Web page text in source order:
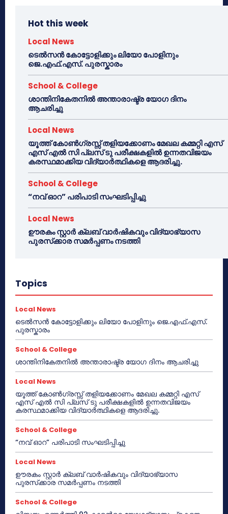
Hot this week
Local News
ടെൽസൻ കോട്ടോളിക്കും ലിയോ പോളിനും
ജെ.എഫ്.എസ്. പുരസ്കാരം
School & College
ശാന്തിനികേതനിൽ അന്താരാഷ്ട്ര യോഗ ദിനം
ആചരിച്ചു
Local News
യൂത്ത് കോൺഗ്രസ്സ് തളിയക്കോണം മേഖല കമ്മറ്റി എസ്
എസ് എൽ സി പ്ലസ് ടു പരീക്ഷകളിൽ ഉന്നതവിജയം
കരസ്ഥമാക്കിയ വിദ്യാർത്ഥികളെ ആദരിച്ചു.
School & College
“നവ് ഓറ” പരിപാടി സംഘടിപ്പിച്ചു
Local News
ഊരകം സ്റ്റാർ ക്ലബ് വാർഷികവും വിദ്യാഭ്യാസ
പുരസ്‌ക്കാര സമർപ്പണം നടത്തി
Topics
Local News
ടെൽസൻ കോട്ടോളിക്കും ലിയോ പോളിനും ജെ.എഫ്.എസ്.
പുരസ്കാരം
School & College
ശാന്തിനികേതനിൽ അന്താരാഷ്ട്ര യോഗ ദിനം ആചരിച്ചു
Local News
യൂത്ത് കോൺഗ്രസ്സ് തളിയക്കോണം മേഖല കമ്മറ്റി എസ്
എസ് എൽ സി പ്ലസ് ടു പരീക്ഷകളിൽ ഉന്നതവിജയം
കരസ്ഥമാക്കിയ വിദ്യാർത്ഥികളെ ആദരിച്ചു.
School & College
“നവ് ഓറ” പരിപാടി സംഘടിപ്പിച്ചു
Local News
ഊരകം സ്റ്റാർ ക്ലബ് വാർഷികവും വിദ്യാഭ്യാസ
പുരസ്‌ക്കാര സമർപ്പണം നടത്തി
School & College